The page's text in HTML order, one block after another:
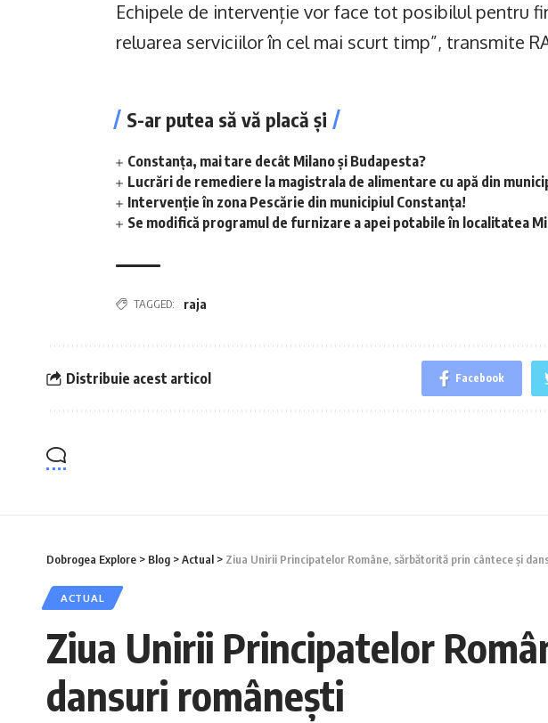
Echipele de intervenție vor face tot posibilul pentru
reluarea serviciilor în cel mai scurt timp”, transmite
S-ar putea să vă placă și
Constanța, mai tare decât Milano și Budapesta?
Lucrări de remediere la magistrala de alimentare cu apă din
Intervenție în zona Pescărie din municipiul Constanța!
Se modifică programul de furnizare a apei potabile în localitatea
TAGGED: raja
Distribuie acest articol Facebook
Dobrogea Explore > Blog >Actual > Ziua Unirii Principatelor Române, sărbătorită prin cântece și
ACTUAL
Ziua Unirii Principatelor
dansuri românești